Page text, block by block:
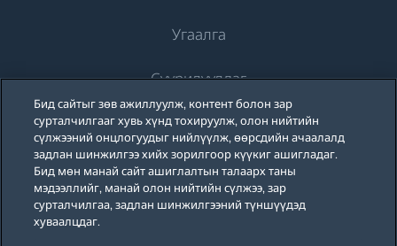
Хөлдөөгч
Хөргөгч хөлдөөгч
Тавилганд суурилуулдаг хөргөгч
Угаалга
Угаалгын машин
Тавилганд суурилуулдаг угаалгын машин
Угаалгын машин, хатаагчтай
Суурилуулдаг
Хөргөлт
Тавилганд суурилуулдаг хөргөгч
Тавилганд суурилуулдаг хөлдөөгч
Beko-ийн тухай
Бидний тухай
Дэмжлэг
Блог
Бид сайтыг зөв ажиллуулж, контент болон зар
сурталчилгааг хувь хүнд тохируулж, олон нийтийн
сүлжээний онцлогуудыг нийлүүлж, өөрсдийн ачаалалд
задлан шинжилгээ хийх зорилгоор күүкиг ашигладаг.
Бид мөн манай сайт ашиглалтын талаарх таны
мэдээллийг, манай олон нийтийн сүлжээ, зар
сурталчилгаа, задлан шинжилгээний түншүүдэд
хуваалцдаг.